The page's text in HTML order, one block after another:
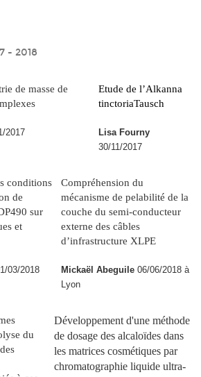
- 2018
de masse de
2017
Etude de l’Alkanna
tinctoriaTausch
Lisa Fourny
30/11/2017
conditions
de
sur
et
03/2018
Compréhension du
mécanisme de pelabilité de la
couche du semi-conducteur
externe des câbles
d’infrastructure XLPE
Mickaël Abeguile 06/06/2018 à
Lyon
du
Développement d'une méthode
de dosage des alcaloïdes dans
les matrices cosmétiques par
chromatographie liquide ultra-